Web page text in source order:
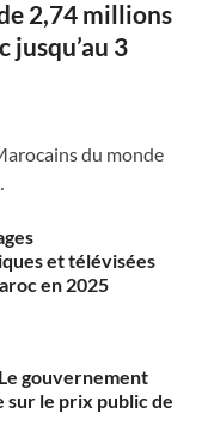
2,74 millions
jusqu’au 3
du monde
et télévisées
en 2025
gouvernement
sur le prix public de